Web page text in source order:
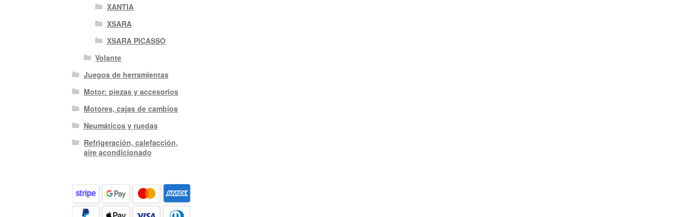
XANTIA
XSARA
XSARA PICASSO
Volante
Juegos de herramientas
Motor: piezas y accesorios
Motores, cajas de cambios
Neumáticos y ruedas
Refrigeración, calefacción,
aire acondicionado